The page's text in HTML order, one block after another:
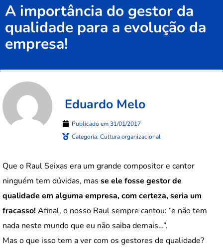
A importância do gestor da
qualidade para a evolução da
empresa!
Eduardo Melo
Publicado em31/01/2017
Categoria: Cultura organizacional
Que o Raul Seixas era um grande compositor e cantor
ninguém tem dúvidas, mas se ele fosse gestor de
qualidade em alguma empresa, com certeza, seria um
fracasso!Afinal, o nosso Raul sempre cantou: “e não tem
nada neste mundo que eu não saiba demais…”.
Mas o que isso tem a ver com os gestores de qualidade?